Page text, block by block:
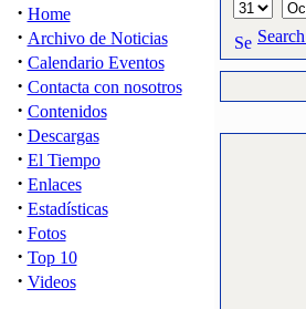
· Home
· Archivo de Noticias
· Calendario Eventos
· Contacta con nosotros
· Contenidos
· Descargas
· El Tiempo
· Enlaces
· Estadísticas
· Fotos
· Top 10
· Videos